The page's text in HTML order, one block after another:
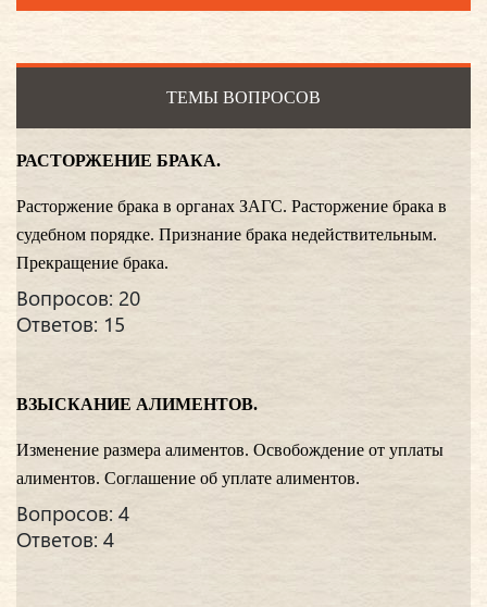
ТЕМЫ ВОПРОСОВ
РАСТОРЖЕНИЕ БРАКА.
Расторжение брака в органах ЗАГС. Расторжение брака в
судебном порядке. Признание брака недействительным.
Прекращение брака.
Вопросов: 20
Ответов: 15
ВЗЫСКАНИЕ АЛИМЕНТОВ.
Изменение размера алиментов. Освобождение от уплаты
алиментов. Соглашение об уплате алиментов.
Вопросов: 4
Ответов: 4